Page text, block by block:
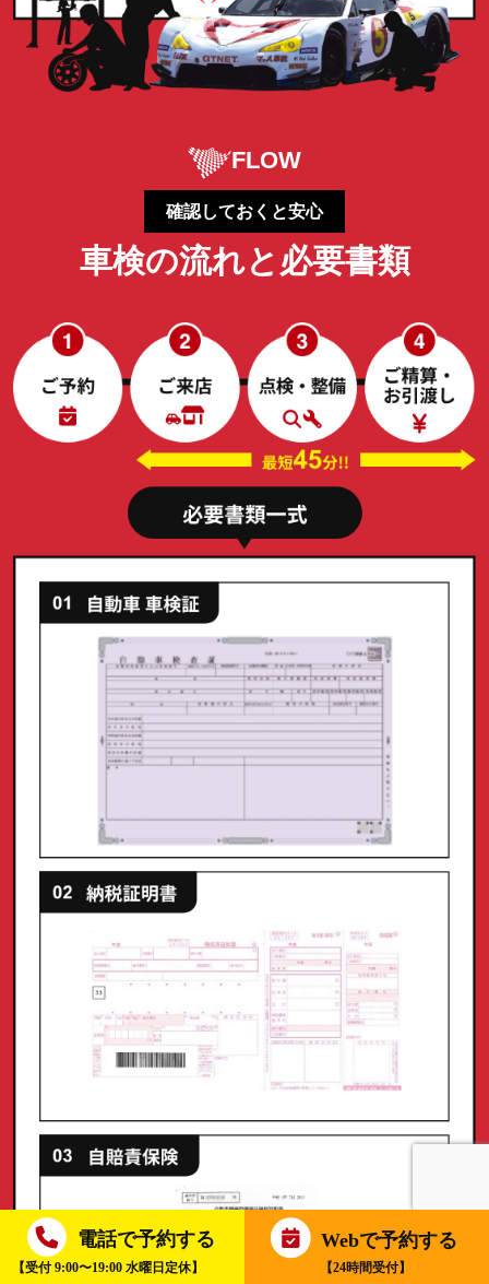
FLOW
確認しておくと安心
車検の流れと必要書類